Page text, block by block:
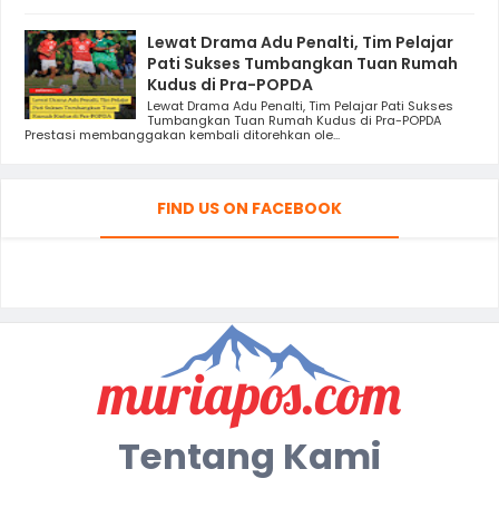
Lewat Drama Adu Penalti, Tim Pelajar
Pati Sukses Tumbangkan Tuan Rumah
Kudus di Pra-POPDA
Lewat Drama Adu Penalti, Tim Pelajar Pati Sukses
Tumbangkan Tuan Rumah Kudus di Pra-POPDA
Prestasi membanggakan kembali ditorehkan ole...
FIND US ON FACEBOOK
Tentang Kami